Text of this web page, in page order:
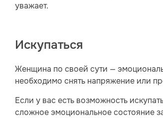
уважает.
Искупаться
Женщина по своей сути —
необходимо снять напряжение или
Если у вас есть возможность
сложное эмоциональное состояние